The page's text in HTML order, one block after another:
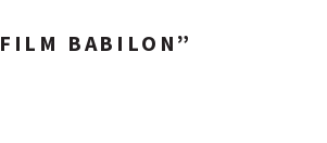
FILM BABILON ”